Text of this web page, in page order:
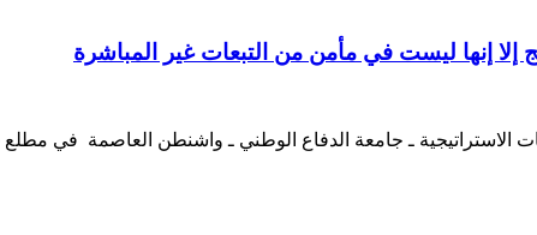
إلا إنها ليست في مأمن من التبعات غير المباشرة
الاستراتيجية ـ جامعة الدفاع الوطني ـ واشنطن العاصمة في